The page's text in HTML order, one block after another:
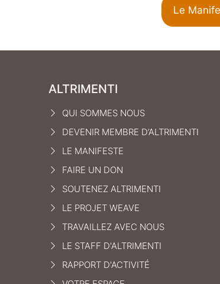
Le
ALTRIMENTI
QUI SOMMES NOUS
DEVENIR MEMBRE D’ALTRIMENTI
LE MANIFESTE
FAIRE UN DON
SOUTENEZ ALTRIMENTI
LE PROJET WEAVE
TRAVAILLEZ AVEC NOUS
LE STAFF D'ALTRIMENTI
RAPPORT D'ACTIVITÉ